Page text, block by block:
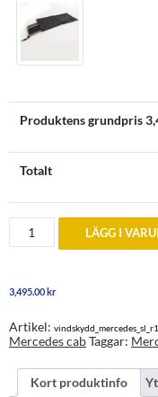
Produktens grundpris
Totalt
Vindskydd
Mercedes
1989-
mängd
LÄGG I
3,495.00kr
Artikel:
Mercedes cabTaggar:
Kort produktinfo